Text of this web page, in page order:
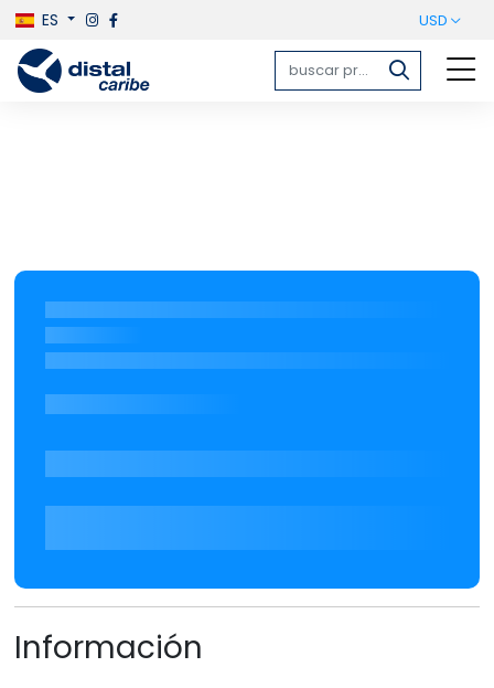
ES USD
Información